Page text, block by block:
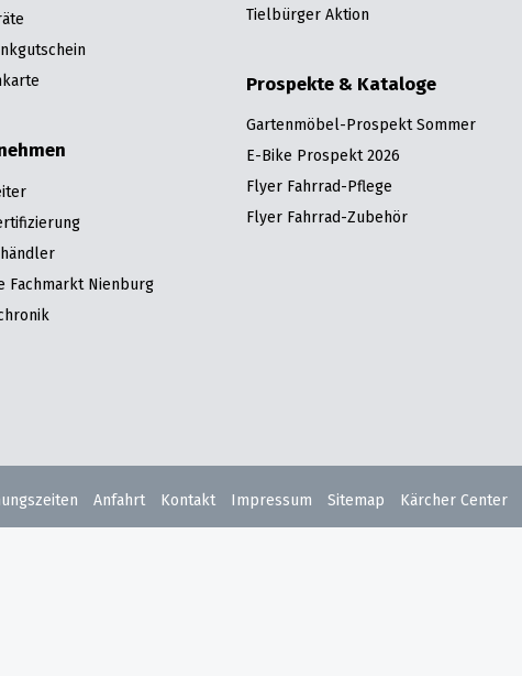
Fachmarkt Nienburg
Tielbürger Aktion
Prospekte & Kataloge
Gartenmöbel-Prospekt Sommer
E-Bike Prospekt 2026
Flyer Fahrrad-Pflege
Flyer Fahrrad-Zubehör
Anfahrt Kontakt Impressum Sitemap Kärcher Center